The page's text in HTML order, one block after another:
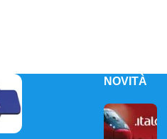
NOVITÀ